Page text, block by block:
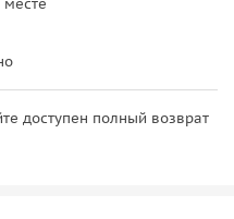
доступен полный возврат